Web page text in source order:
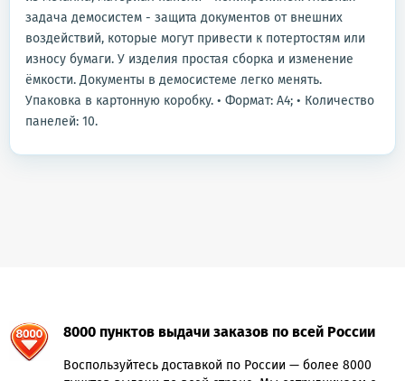
задача демосистем - защита документов от внешних
воздействий, которые могут привести к потертостям или
износу бумаги. У изделия простая сборка и изменение
ёмкости. Документы в демосистеме легко менять.
Упаковка в картонную коробку. • Формат: А4; • Количество
панелей: 10.
8000 пунктов выдачи заказов по всей России
Воспользуйтесь доставкой по России — более 8000